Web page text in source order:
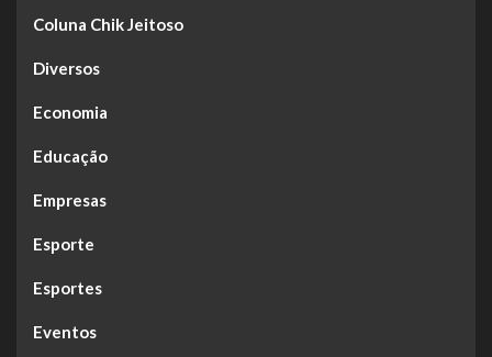
Coluna Chik Jeitoso
Diversos
Economia
Educação
Empresas
Esporte
Esportes
Eventos